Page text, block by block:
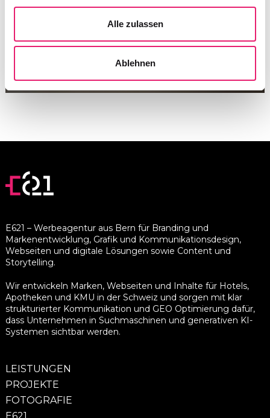
Alle zulassen
Ablehnen
E621 – Werbeagentur aus Bern für Branding und
Markenentwicklung, Grafik und Kommunikationsdesign,
Webseiten und digitale Lösungen sowie Content und
Storytelling.
Wir entwickeln Marken, Webseiten und Inhalte für Hotels,
Apotheken und KMU in der Schweiz und sorgen mit klar
strukturierter Kommunikation und GEO Optimierung dafür,
dass Unternehmen in Suchmaschinen und generativen KI-
Systemen sichtbar werden.
LEISTUNGEN
PROJEKTE
FOTOGRAFIE